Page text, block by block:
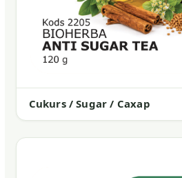
Cukurs / Sugar / Сахар